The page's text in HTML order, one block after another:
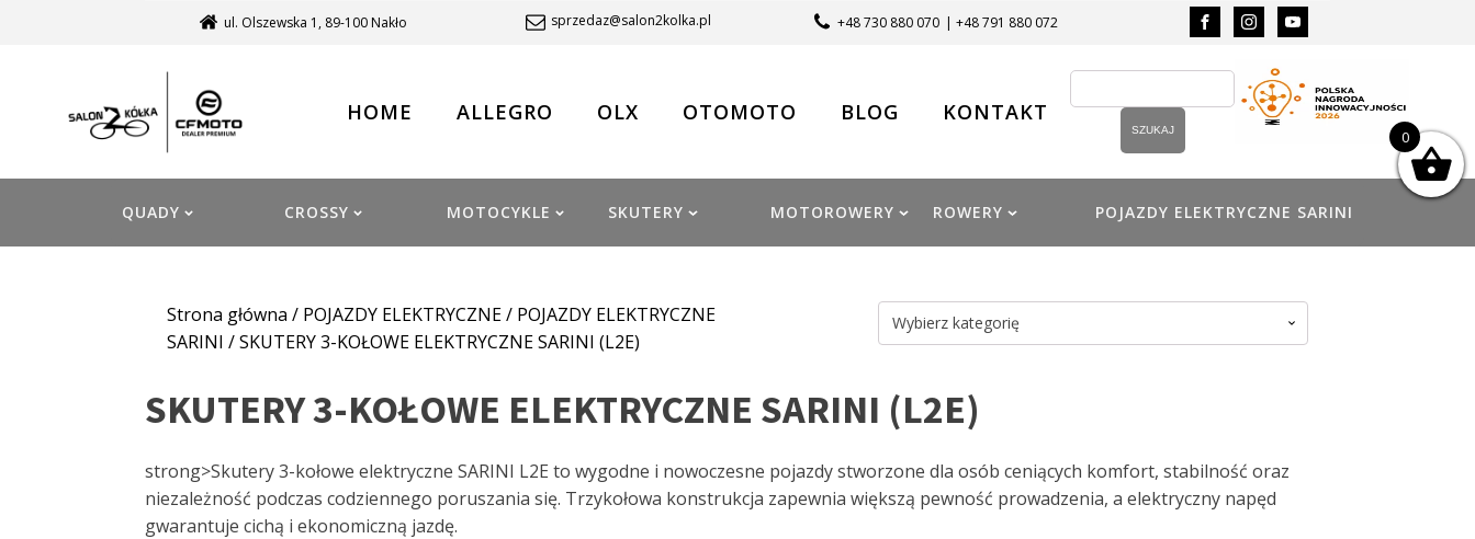
ul. Olszewska 1, 89-100 Nakło sprzedaz@salon2kolka.pl +48 730 880 070 | +48 791 880 072
HOME ALLEGRO OLX OTOMOTO BLOG KONTAKT
QUADY CROSSY MOTOCYKLE SKUTERY MOTOROWERY ROWERY POJAZDY ELEKTRYCZNE SARINI
Strona główna / POJAZDY ELEKTRYCZNE/ POJAZDY ELEKTRYCZNE
SARINI / SKUTERY 3-KOŁOWE ELEKTRYCZNE SARINI (L2E)
Wybierz kategorię
SKUTERY 3-KOŁOWE ELEKTRYCZNE SARINI (L2E)
strong>Skutery 3-kołowe elektryczne SARINI L2E to wygodne i nowoczesne pojazdy stworzone dla osób ceniących komfort, stabilność oraz
niezależność podczas codziennego poruszania się. Trzykołowa konstrukcja zapewnia większą pewność prowadzenia, a elektryczny napęd
gwarantuje cichą i ekonomiczną jazdę.
0